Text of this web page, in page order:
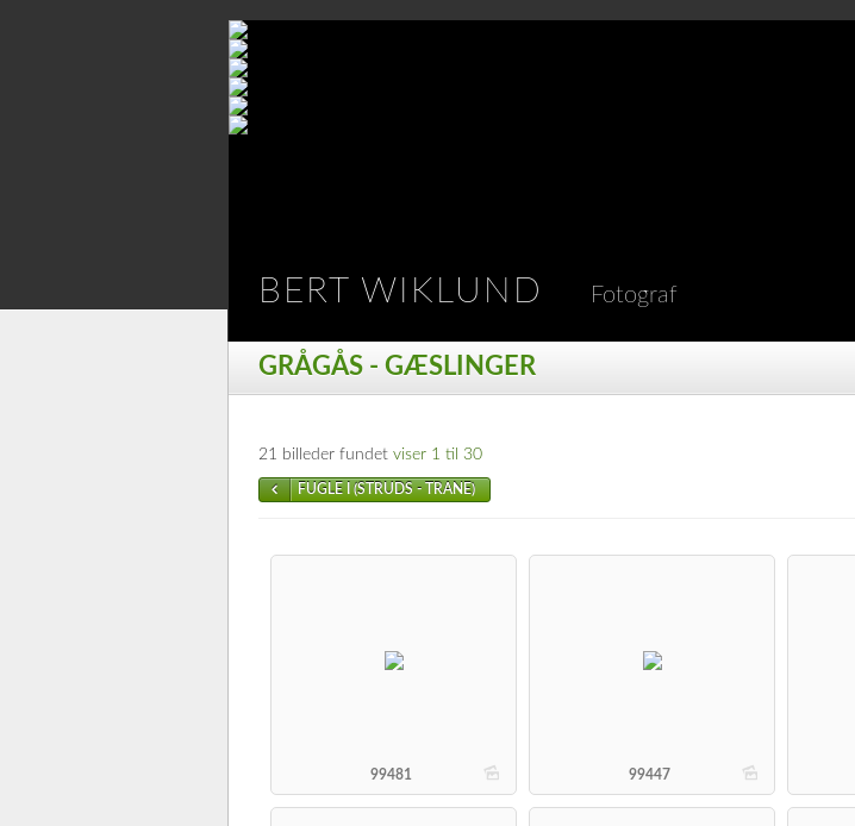
BERT WIKLUND Fotograf
GRÅGÅS - GÆSLINGER
21 billeder fundet viser 1 til 30
FUGLE I (STRUDS - TRANE)
b
99481 b
99447